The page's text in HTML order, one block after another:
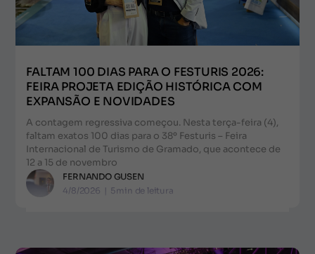
FALTAM 100 DIAS PARA O FESTURIS 2026:
FEIRA PROJETA EDIÇÃO HISTÓRICA COM
EXPANSÃO E NOVIDADES
A contagem regressiva começou. Nesta terça-feira (4),
faltam exatos 100 dias para o 38º Festuris – Feira
Internacional de Turismo de Gramado, que acontece de
12 a 15 de novembro
FERNANDO GUSEN
4/8/2026 | 5min de leitura